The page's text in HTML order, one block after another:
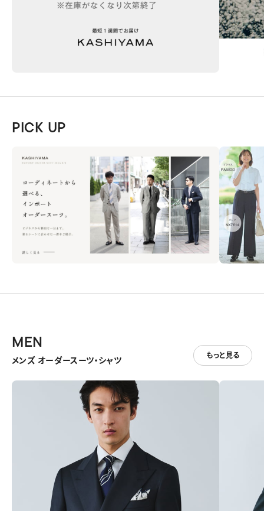
PICK UP
MEN
メンズ オーダースーツ・シャツ もっと見る